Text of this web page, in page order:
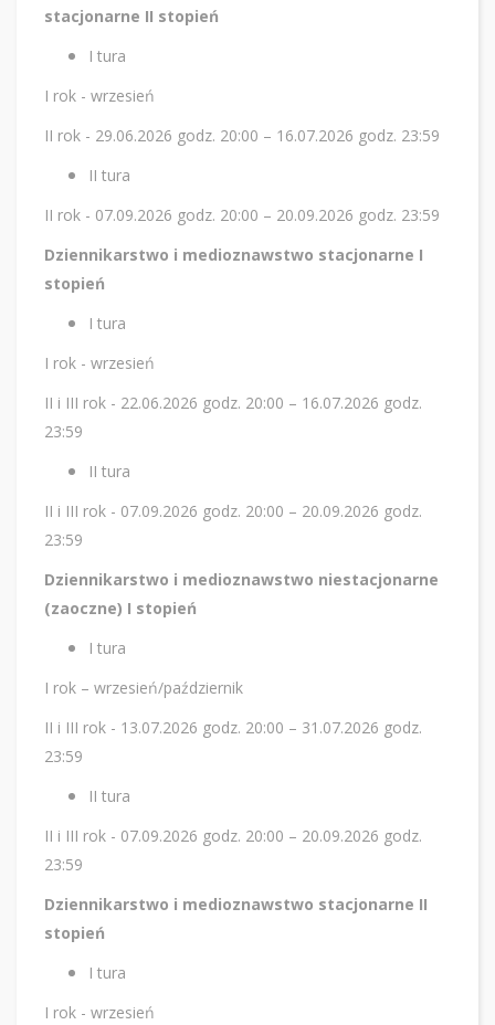
stacjonarne II stopień
I tura
I rok - wrzesień
II rok - 29.06.2026 godz. 20:00 – 16.07.2026 godz. 23:59
II tura
II rok - 07.09.2026 godz. 20:00 – 20.09.2026 godz. 23:59
Dziennikarstwo i medioznawstwo stacjonarne I
stopień
I tura
I rok - wrzesień
II i III rok - 22.06.2026 godz. 20:00 – 16.07.2026 godz.
23:59
II tura
II i III rok - 07.09.2026 godz. 20:00 – 20.09.2026 godz.
23:59
Dziennikarstwo i medioznawstwo niestacjonarne
(zaoczne) I stopień
I tura
I rok – wrzesień/październik
II i III rok - 13.07.2026 godz. 20:00 – 31.07.2026 godz.
23:59
II tura
II i III rok - 07.09.2026 godz. 20:00 – 20.09.2026 godz.
23:59
Dziennikarstwo i medioznawstwo stacjonarne II
stopień
I tura
I rok - wrzesień